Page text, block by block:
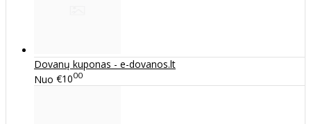
Dovanų kuponas - e-dovanos.lt
Nuo €1000